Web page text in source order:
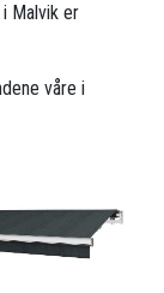
i Malvik er
våre i